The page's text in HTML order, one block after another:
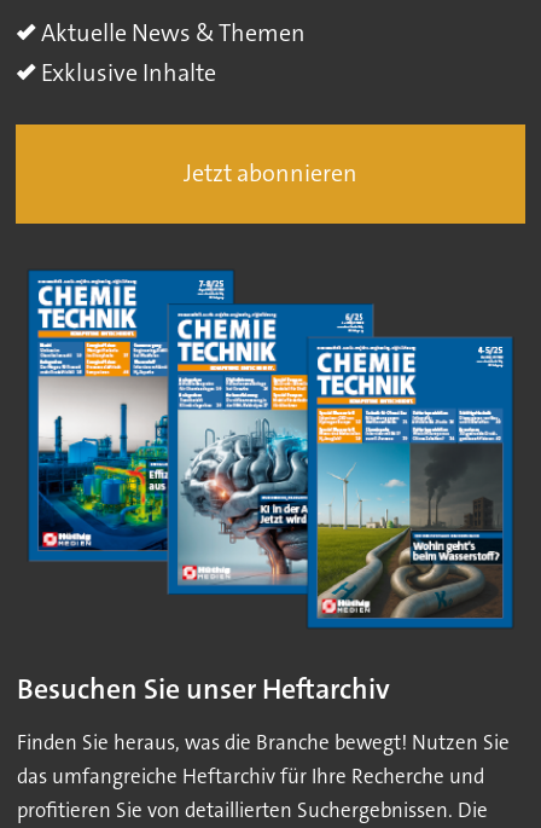
Aktuelle News & Themen
Exklusive Inhalte
Jetzt abonnieren
Besuchen Sie unser Heftarchiv
Finden Sie heraus, was die Branche bewegt! Nutzen Sie
das umfangreiche Heftarchiv für Ihre Recherche und
profitieren Sie von detaillierten Suchergebnissen. Die